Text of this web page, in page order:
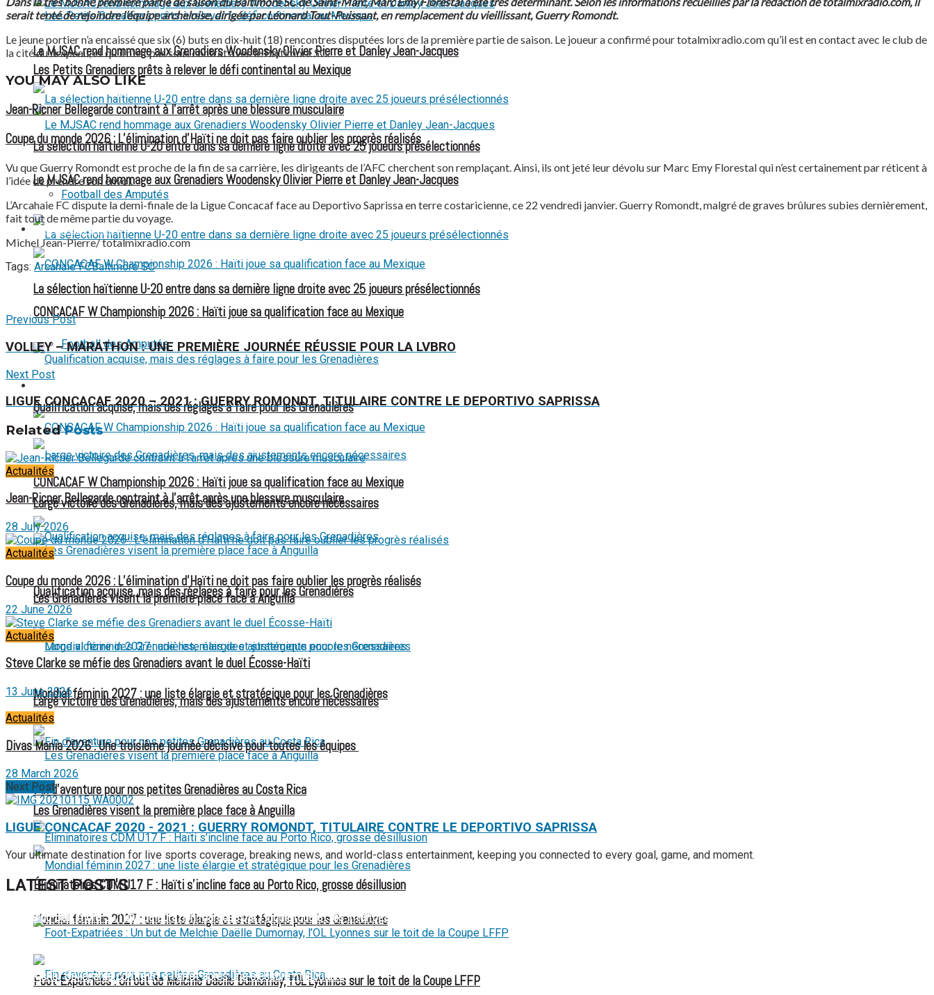
Les Petits Grenadiers prêts à relever le défi continental au Mexique
Le MJSAC rend hommage aux Grenadiers Woodensky Olivier Pierre et Danley Jean-Jacques
La sélection haïtienne U-20 entre dans sa dernière ligne droite avec 25 joueurs présélectionnés
Football des Amputés
CONCACAF W Championship 2026 : Haïti joue sa qualification face au Mexique
Qualification acquise, mais des réglages à faire pour les Grenadières
Large victoire des Grenadières, mais des ajustements encore nécessaires
Les Grenadières visent la première place face à Anguilla
Mondial féminin 2027 : une liste élargie et stratégique pour les Grenadières
Le MJSAC rend hommage aux Grenadiers Woodensky Olivier Pierre et Danley Jean-Jacques
La sélection haïtienne U-20 entre dans sa dernière ligne droite avec 25 joueurs présélectionnés
Football des Amputés
FOOTBALL FÉMININ
CONCACAF W Championship 2026 : Haïti joue sa qualification face au Mexique
Qualification acquise, mais des réglages à faire pour les Grenadières
Large victoire des Grenadières, mais des ajustements encore nécessaires
Les Grenadières visent la première place face à Anguilla
Mondial féminin 2027 : une liste élargie et stratégique pour les Grenadières
Fin d’aventure pour nos petites Grenadières au Costa Rica
Éliminatoires CDM U17 F : Haïti s’incline face au Porto Rico, grosse désillusion
Foot-Expatriées : Un but de Melchie Daëlle Dumornay, l’OL Lyonnes sur le toit de la Coupe LFFP
serait tenté de rejoindre l’équipe archeloise, dirigée par Léonard Tout-Puissant, en remplacement du vieillissant, Guerry Romondt.
Le jeune portier n’a encaissé que six (6) buts en dix-huit (18) rencontres disputées lors de la première partie de saison. Le joueur a confirmé pour totalmixradio.com qu’il est en contact avec le club de
la cité du drapeau, et qu’il n’est pas sous contrat avec le Baltimore SC.
YOU MAY ALSO LIKE
Jean-Ricner Bellegarde contraint à l’arrêt après une blessure musculaire
Coupe du monde 2026 : L’élimination d’Haïti ne doit pas faire oublier les progrès réalisés
Vu que Guerry Romondt est proche de la fin de sa carrière, les dirigeants de l’AFC cherchent son remplaçant. Ainsi, ils ont jeté leur dévolu sur Marc Emy Florestal qui n’est certainement par réticent à
l’idée de prendre son envol.
L’Arcahaie FC dispute la demi-finale de la Ligue Concacaf face au Deportivo Saprissa en terre costaricienne, ce 22 vendredi janvier. Guerry Romondt, malgré de graves brûlures subies dernièrement,
fait tout de même partie du voyage.
Michel Jean-Pierre/ totalmixradio.com
Tags: Arcahaie FCBaltimore SC
Previous Post
VOLLEY – MARATHON : UNE PREMIÈRE JOURNÉE RÉUSSIE POUR LA LVBRO
Next Post
LIGUE CONCACAF 2020 – 2021 : GUERRY ROMONDT, TITULAIRE CONTRE LE DEPORTIVO SAPRISSA
RelatedPosts
Actualités
Jean-Ricner Bellegarde contraint à l’arrêt après une blessure musculaire
28 July 2026
Actualités
Coupe du monde 2026 : L’élimination d’Haïti ne doit pas faire oublier les progrès réalisés
22 June 2026
Actualités
Steve Clarke se méfie des Grenadiers avant le duel Écosse-Haïti
13 June 2026
Actualités
Divas Mania 2026 : Une troisième journée décisive pour toutes les équipes
28 March 2026
Next Post
LIGUE CONCACAF 2020 - 2021 : GUERRY ROMONDT, TITULAIRE CONTRE LE DEPORTIVO SAPRISSA
Your ultimate destination for live sports coverage, breaking news, and world-class entertainment, keeping you connected to every goal, game, and moment.
LATEST POST'S
52 ans du Baltimore SC : une célébration marquée par l’inquiétude et les interrogations
Jean-Ricner Bellegarde contraint à l’arrêt après une blessure musculaire